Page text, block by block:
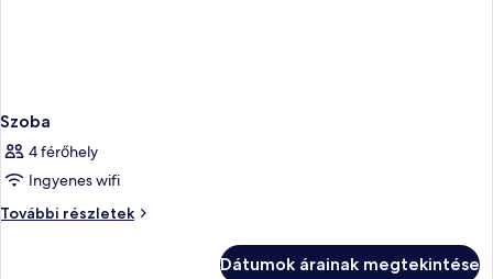
Szoba
4 férőhely
Ingyenes wifi
További részletek
Szoba
Dátumok árainak megtekintése